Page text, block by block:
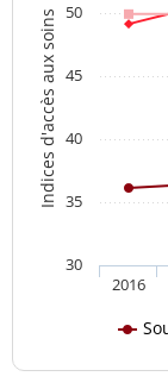
Indices d'accès aux soins
2016
30
35
40
45
50